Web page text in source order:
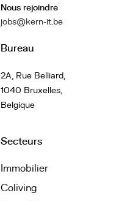
Nous rejoindre
jobs@kern-it.be
Bureau
2A, Rue Belliard,
1040 Bruxelles,
Belgique
Secteurs
Immobilier
Coliving